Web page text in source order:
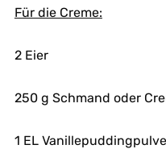
Für die Creme:
2 Eier
250 g Schmand oder
1 EL